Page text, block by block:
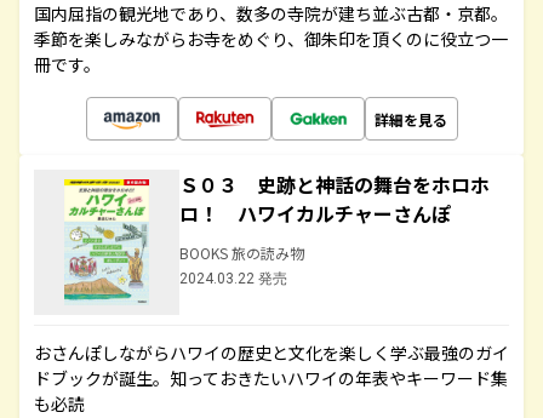
国内屈指の観光地であり、数多の寺院が建ち並ぶ古都・京都。
季節を楽しみながらお寺をめぐり、御朱印を頂くのに役立つ一
冊です。
詳細を見る
Ｓ０３ 史跡と神話の舞台をホロホ
ロ！ ハワイカルチャーさんぽ
BOOKS 旅の読み物
2024.03.22 発売
おさんぽしながらハワイの歴史と文化を楽しく学ぶ最強のガイ
ドブックが誕生。知っておきたいハワイの年表やキーワード集
も必読